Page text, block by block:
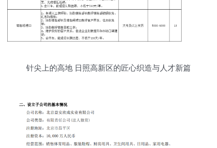
针尖上的高地 日照高新区的匠心织造与人才新篇